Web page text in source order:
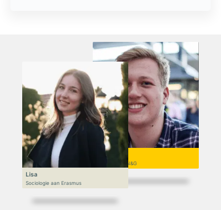
Niek
VWO 6, N&T/N&G
Lisa
Sociologie aan Erasmus